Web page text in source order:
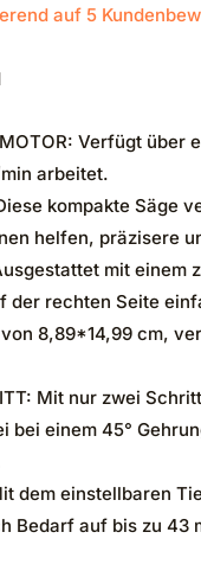
auf 5
MOTOR: Verfügt
arbeitet.
kompakte
helfen, präzisere
mit
der rechten Seite
8,89*14,99 cm,
Mit nur zwei
bei einem 45°
dem einstellbaren
Bedarf auf bis zu 43